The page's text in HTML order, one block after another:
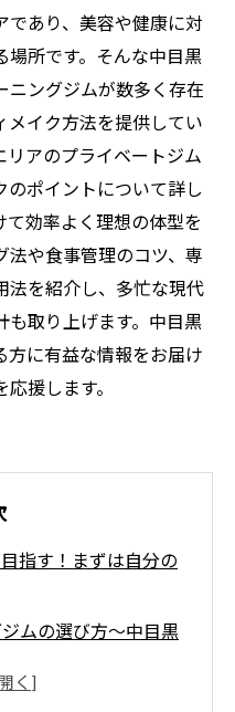
であり、美容や健康に対
場所です。そんな中目黒
ニングジムが数多く存在
メイク方法を提供してい
リアのプライベートジム
のポイントについて詳し
て効率よく理想の体型を
法や食事管理のコツ、専
法を紹介し、多忙な現代
も取り上げます。中目黒
方に有益な情報をお届け
援します。
指す！まずは自分の
ムの選び方〜中目黒